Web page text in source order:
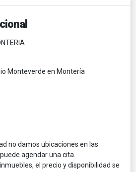
Monteverde en Montería
no damos ubicaciones en las
agendar una cita.
el precio y disponibilidad se